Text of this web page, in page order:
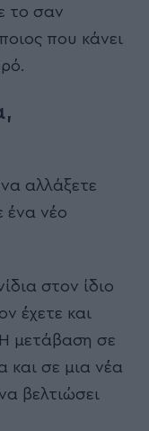
το σαν
που κάνει
αλλάξετε
ένα νέο
στον ίδιο
έχετε και
μετάβαση σε
σε μια νέα
βελτιώσει